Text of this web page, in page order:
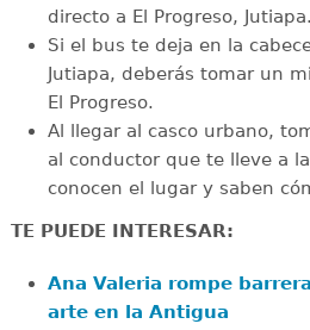
directo a El Progreso, Jutiapa.
Si el bus te deja en la
Jutiapa, deberás tomar un
El Progreso.
Al llegar al casco urbano,
al conductor que te lleve a
conocen el lugar y saben
TE PUEDE INTERESAR:
Ana Valeria rompe
arte en la Antigua